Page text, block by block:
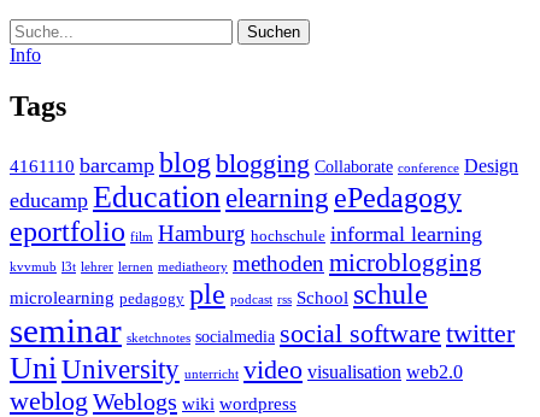
Suche
Info
Tags
4161110 barcamp blog blogging Collaborate conference Design
educamp Education elearning ePedagogy
eportfolio film Hamburg hochschule informal learning
kvvmub l3t lehrer lernen mediatheory methoden microblogging
microlearning pedagogy ple podcast rss School schule
seminar sketchnotes socialmedia social software twitter
UniUniversity unterricht video visualisation web2.0
weblog Weblogs wiki wordpress